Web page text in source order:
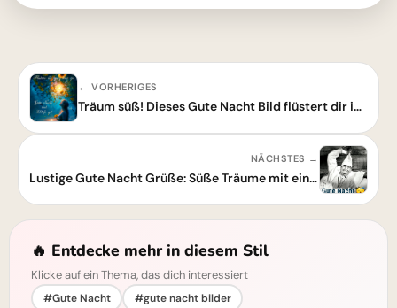
← VORHERIGES
Träum süß! Dieses Gute Nacht Bild flüstert dir ins Ohr, was der Tag vergessen hat.
NÄCHSTES →
Lustige Gute Nacht Grüße: Süße Träume mit einem Schmunzeln ins Bett gehen
🔥 Entdecke mehr in diesem Stil
Klicke auf ein Thema, das dich interessiert
#Gute Nacht
#gute nacht bilder